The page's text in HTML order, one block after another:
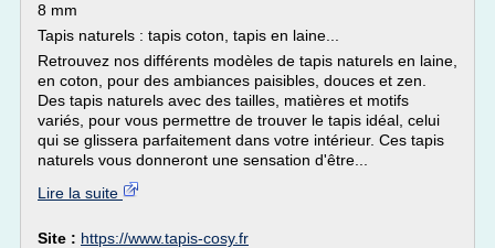
8 mm
Tapis naturels : tapis coton, tapis en laine...
Retrouvez nos différents modèles de tapis naturels en laine,
en coton, pour des ambiances paisibles, douces et zen.
Des tapis naturels avec des tailles, matières et motifs
variés, pour vous permettre de trouver le tapis idéal, celui
qui se glissera parfaitement dans votre intérieur. Ces tapis
naturels vous donneront une sensation d'être...
Lire la suite
Site : https://www.tapis-cosy.fr